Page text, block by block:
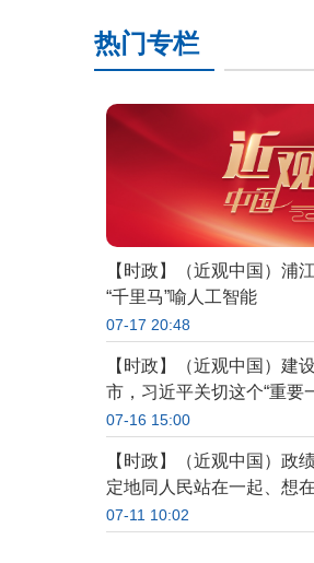
热门专栏
【时政】（近观中国）浦
“千里马”喻人工智能
07-17 20:48
【时政】（近观中国）建
市，习近平关切这个“重要
07-16 15:00
【时政】（近观中国）政
定地同人民站在一起、想
07-11 10:02